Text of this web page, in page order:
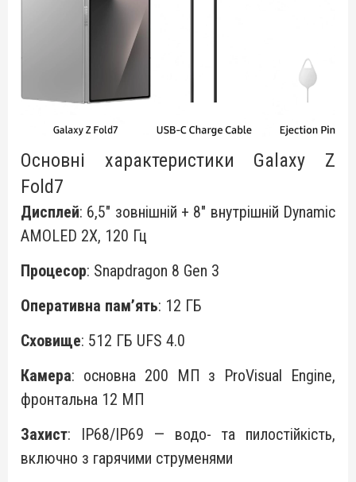
Основні характеристики Galaxy Z
Fold7
Дисплей: 6,5" зовнішній + 8" внутрішній Dynamic
AMOLED 2X, 120 Гц
Процесор: Snapdragon 8 Gen 3
Оперативна пам’ять: 12 ГБ
Сховище: 512 ГБ UFS 4.0
Камера: основна 200 МП з ProVisual Engine,
фронтальна 12 МП
Захист: IP68/IP69 — водо- та пилостійкість,
включно з гарячими струменями